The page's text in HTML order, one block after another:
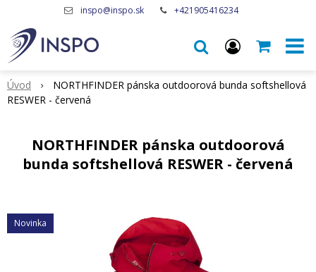
inspo@inspo.sk +421905416234
Úvod
NORTHFINDER pánska outdoorová bunda softshellová
RESWER - červená
NORTHFINDER pánska outdoorová
bunda softshellová RESWER - červená
Novinka